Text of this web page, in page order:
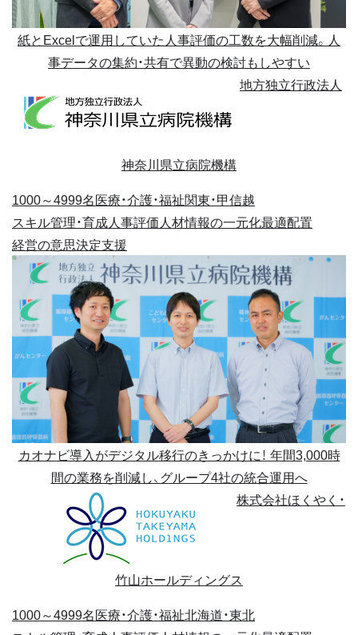
紙とExcelで運用していた人事評価の工数を大幅削減。人
事データの集約・共有で異動の検討もしやすい
地方独立行政法人
神奈川県立病院機構
1000～4999名医療・介護・福祉関東・甲信越
スキル管理・育成人事評価人材情報の一元化最適配置
経営の意思決定支援
カオナビ導入がデジタル移行のきっかけに！ 年間3,000時
間の業務を削減し、グループ4社の統合運用へ
株式会社ほくやく・
竹山ホールディングス
1000～4999名医療・介護・福祉北海道・東北